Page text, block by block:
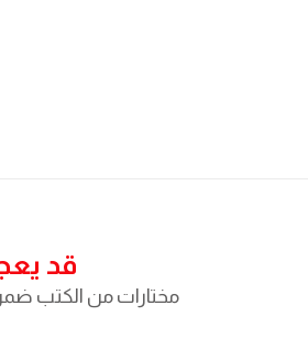
قد
مختارات من الكتب